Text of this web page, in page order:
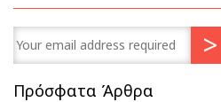
Πρόσφατα Άρθρα